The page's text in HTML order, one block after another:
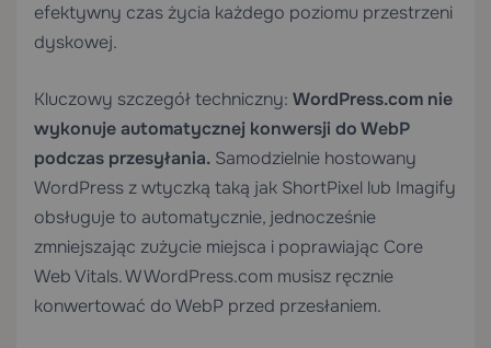
efektywny czas życia każdego poziomu przestrzeni
dyskowej.
Kluczowy szczegół techniczny: WordPress.com nie
wykonuje automatycznej konwersji do WebP
podczas przesyłania. Samodzielnie hostowany
WordPress z wtyczką taką jak ShortPixel lub Imagify
obsługuje to automatycznie, jednocześnie
zmniejszając zużycie miejsca i poprawiając Core
Web Vitals. W WordPress.com musisz ręcznie
konwertować do WebP przed przesłaniem.